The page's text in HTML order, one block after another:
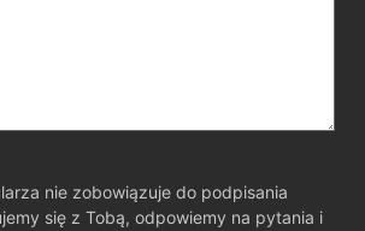
nie zobowiązuje do podpisania
się z Tobą, odpowiemy na pytania i